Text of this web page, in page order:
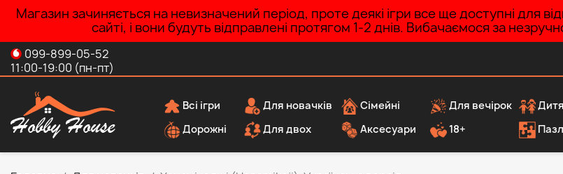
Магазин зачиняється на невизначений період, проте деякі ігри все ще доступні для
сайті, і вони будуть відправлені протягом 1-2 днів. Вибачаємося за
099-899-05-52
11:00-19:00 (пн-пт)
Всі ігри Для новачків Сімейні Для вечірок
Дорожні
Для двох Аксесуари 18+